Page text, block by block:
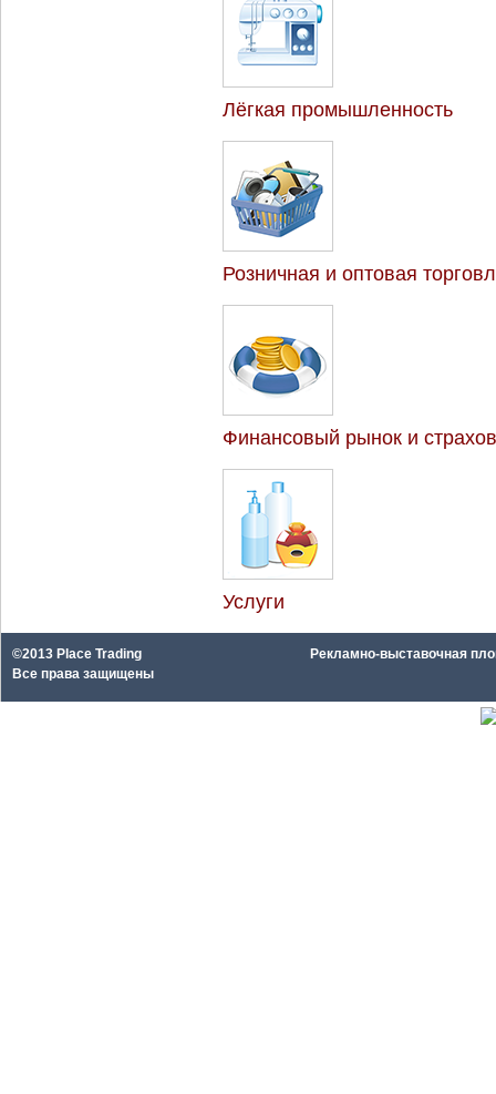
Лёгкая промышленность
Розничная и оптовая
Финансовый рынок и
Услуги
©2013 Place Trading
Все права защищены
Рекламно-выставочная